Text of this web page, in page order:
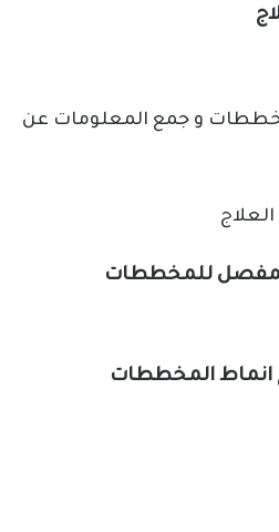
و جمع المعلومات عن
العلاج
المفصل للمخططات
انماط المخططات